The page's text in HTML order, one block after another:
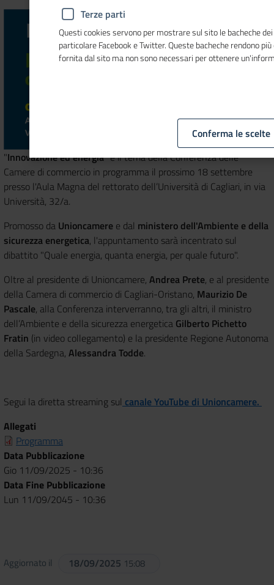
"Innovazione ed energia" è il tema della Conferenza delle
Camere di commercio in programma il prossimo 18 settembre
presso l'Aula Magna del rettorato dell’Università di Cagliari, in via
Università, 32/a.
Promosso da Unioncamere e dal ministero dell'Ambiente e della
sicurezza energetica, l'appuntamento sarà incentrato sul
dibattito "Quale energia, quanta energia, per quale futuro".
Oltre al presidente di Unioncamere, Andrea Prete, e al presidente
della Camera di commercio di Cagliari-Oristano, Maurizio De
Pascale, alla Conferenza interverranno, tra gli altri, il ministro
dell’Ambiente e della sicurezza energetica Gilberto Pichetto
Fratin (in video collegamento) e la presidente Regione Autonoma
della Sardegna, Alessandra Todde.
Segui la diretta streaming sul canale YouTube di Unioncamere.
Allegati
Programma
Data Pubblicazione
Gio 11/09/2025 - 10:36
Data Fine Pubblicazione
Lun 11/09/2045 - 10:36
Aggiornato il 18/09/2025 15:08
Terze parti
Questi cookies servono per mostrare sul sito le bacheche
particolare Facebook e Twitter. Queste bacheche rendono
fornita dal sito ma non sono necessari per ottenere
Conferma le scelte